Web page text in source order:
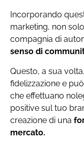
Incorporando
marketing, non
compagnia di
senso di
Questo, a sua
fidelizzazione e
che effettuano
positive sul tuo
creazione di una
mercato.